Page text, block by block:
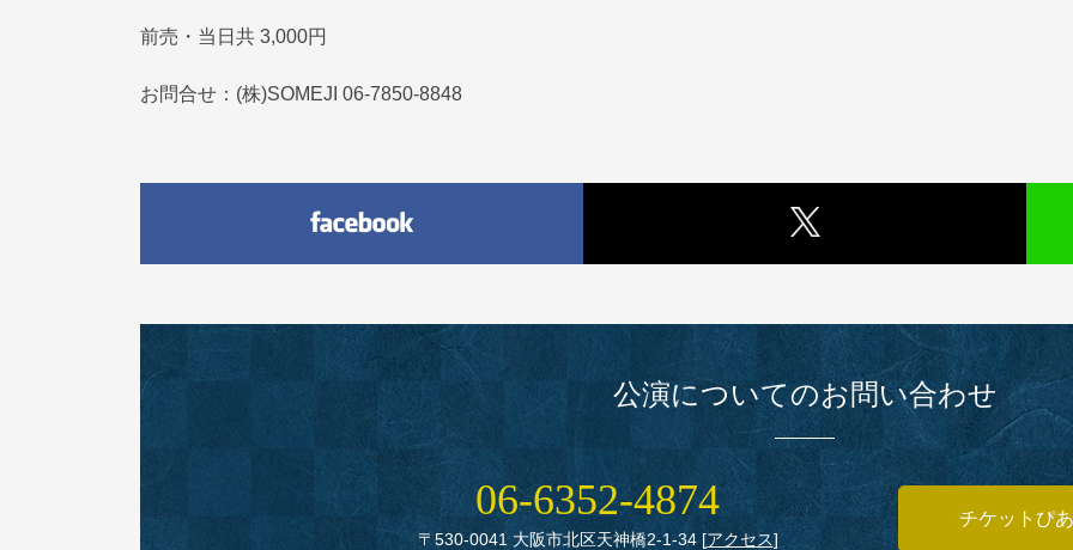
前売・当日共 3,000円
お問合せ：(株)SOMEJI 06-7850-8848
公演についてのお問い合わせ
06‑6352‑4874
〒530‑0041 大阪市北区天神橋2‑1‑34[アクセス]
チケットぴ